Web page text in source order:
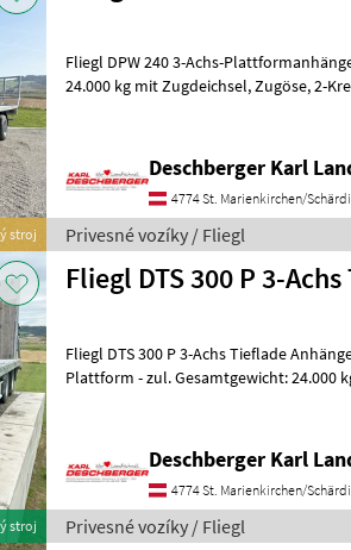
stroj
Fliegl DPW 240 3-Achs-
24.000 kg mit Zugdeichsel, Zugöse, 2-Kreis-Druckluftbremse mit ALB,
Deschberger Karl
4774 St. Marienkirchen/
Privesné vozíky / Fliegl
stroj
Fliegl DTS 300 P 3-
Fliegl DTS 300 P 3-Achs Tieflade
Plattform - zul. Gesamtgewicht: 24.000 kg, Ladeplattformlänge
Deschberger Karl
4774 St. Marienkirchen/
Privesné vozíky / Fliegl